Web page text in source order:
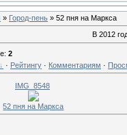
» Город-пень » 52 пня на Маркса
В 2012
: 2
· Рейтингу · Комментариям ·
IMG_8548
52 пня на Маркса